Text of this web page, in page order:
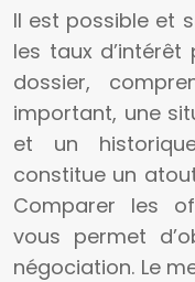
Il est possible et
les taux
dossier,
important, une
et un
constitue un
Comparer les
vous permet
négociation. Le